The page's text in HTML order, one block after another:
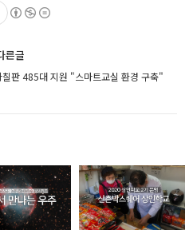
른글
판 485대 지원 "스마트교실 환경 구축"